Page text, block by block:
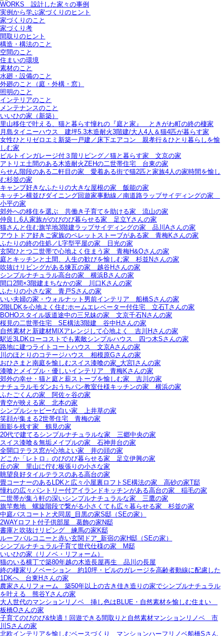
WORKS＿設計した家々の事例
実例から学ぶ家づくりのヒント
家づくりのこと
家づくり考
間取りのヒント
構造・構法のこと
空間のこと
住まいの環境
素材のこと
水廻・設備のこと
外廻のこと（庭・外構・窓）
照明のこと
インテリアのこと
メンテナンスのこと
いいひの家（新築）
里山移住で叶える、猫と暮らす憧れの『庭と家』＿ときがわ町の終の棲家
月島タイニーハウス＿建坪5.3木造耐火3階建/大人4人＆猫4匹が暮らす家
女性ひとりゼロエミ新築一戸建／床下エアコン＿親孝行＆ひとり暮らしを愉
しむ家
ビルトインガレージ付３階リビング／猫と暮らす家＿文京の家
アトリエ土間のある木造耐火ZEHの二世帯住宅＿台東の家
らせん階段のある二軒目の家＿愛着ある街で猫2匹と家族4人の家時間を愉し
む杉並の家
キャンプ好きなふたりの大きな屋根の家＿飯能の家
キッチン横並びダイニング回遊家事動線／南道路ラップサイディングの家＿
小平の家
郊外への移住を選ぶ＿共働き子育てを助ける家＿流山の家
仲良し6人家族がのびのび暮らせる家＿足立Yさんの家
猫さんと住む旗竿地3階建ラップサイディングの家＿品川Aさんの家
アウトドア好きご家族のペレットストーブがある家＿青梅Kさんの家
ふたりの終の住処／L字型平屋の家＿日光の家
玄関ひとつ二世帯で心地よく住まう家＿青梅H&Oさんの家
庭とキッチンと土間、人生の歓びを愉しむ家＿杉並Nさんの家
吹抜けリビングがある煉瓦の家＿越谷Hさんの家
シンプルナチュラル高台の家＿横浜Bさんの家
間口2間×3階建まちなかの家＿川口Kさんの家
ふたりの小さな家＿青戸Sさんの家
いい夫婦の家・ウォルナット男前インテリア＿船橋Sさんの家
2階LDKを心地よく住むホームエレベーター付住宅＿立石Tさんの家
BOHOスタイル坂道途中の三兄妹の家＿文京千石Nさんの家
桜見の二世帯住宅＿SE構法3階建＿谷中Hさんの家
自然素材と新建材MIXアレンジして心地よく＿吉川Hさんの家
駅近3LDKローコストでも素敵シンプルハウス＿四つ木Sさんの家
路地に建つライトコートハウス＿文京Aさんの家
川のほとりのコテージハウス＿相模原Gさんの家
おひさまと南庭を愉しむスイス漆喰の家_大宮Iさんの家
漆喰とメイプル・優しいインテリア＿青梅Kさんの家
郊外の幸せ・猫と庭と薪ストーブを愉しむ家＿吉川の家
ナチュラルモダンおうちパン教室仕様キッチンの家＿横浜の家
ふたごくんの家＿阿佐ヶ谷の家
青空が映える家＿北本の家
シンプルシャビーな白い家＿上井草の家
笑顔が集まる2世帯住宅＿青梅の家
面影を残す家＿鶴見の家
20代で建てるシンプルナチュラルな家＿三郷中央の家
スイス漆喰＆無垢メイプルの家＿石神井台の家
全開口テラス窓が心地よい家＿井の頭の家
どこか「レトロ」のびのび暮らせる家＿足立伊興の家
丘の家＿里山に佇む板張りの小さな家
眺望良好タイルテラスのある高台の家
畳コーナーのあるLDKと広々小屋裏ロフトSE構法の家＿高砂の家T邸
憧れの広々パントリー付アイランドキッチンがある高台の家＿稲毛の家
二世帯が集う軒の深いシンプルナチュラルな家＿三鷹の家
旗竿敷地＿螺旋階段で繋がる小さくても広々暮らせる家＿杉並の家
中庭バスコートと犬同居_目黒の家S邸（SEの家）
2WAYロフト付子供部屋＿葛飾の家N邸
書庫と吹抜けリビング 練馬の家K邸
ルーフバルコニーと赤い玄関ドア_新宿の家H邸（SEの家）
シンプルナチュラル子育て世代仕様の家 M邸
いいひの家（リノベ・リフォーム）
猫のいる横丁で築80年越の木造長屋再生＿品川の長屋
終の棲家リノベーション＿約10坪・ビルのガレージを高齢者動線に配慮した
1DKへ＿台東Hさんの家
農家さんリフォーム＿築50年以上の古き佳き造りの家でシンプルナチュラル
を叶える＿熊谷Yさんの家
大人世代のマンションリノベ＿挿し色はBLUE・自然素材を愉しむ住まい＿
板橋Oさんの家
子育てのびのび&快適！回遊できる間取りと自然素材マンションリノベ＿市
川Sさんの家
北欧インテリアを愉しむベースづくり＿マンションハーフリノベ船橋Sさん